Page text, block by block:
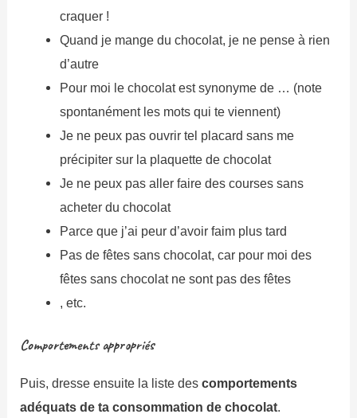
craquer !
Quand je mange du chocolat, je ne pense à rien
d’autre
Pour moi le chocolat est synonyme de … (note
spontanément les mots qui te viennent)
Je ne peux pas ouvrir tel placard sans me
précipiter sur la plaquette de chocolat
Je ne peux pas aller faire des courses sans
acheter du chocolat
Parce que j’ai peur d’avoir faim plus tard
Pas de fêtes sans chocolat, car pour moi des
fêtes sans chocolat ne sont pas des fêtes
, etc.
Comportements appropriés
Puis, dresse ensuite la liste descomportements
adéquats de ta consommation de chocolat.